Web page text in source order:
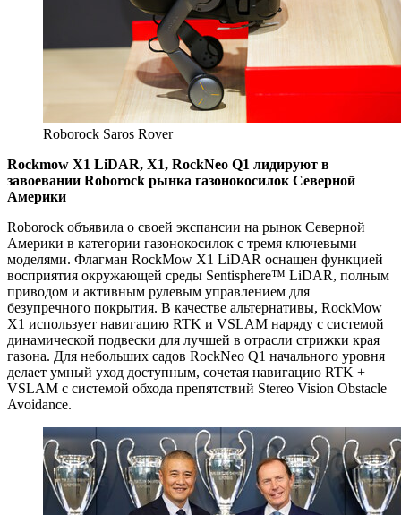
Roborock Saros Rover
Rockmow X1 LiDAR, X1, RockNeo Q1 лидируют в
завоевании Roborock рынка газонокосилок Северной
Америки
Roborock объявила о своей экспансии на рынок Северной
Америки в категории газонокосилок с тремя ключевыми
моделями. Флагман RockMow X1 LiDAR оснащен функцией
восприятия окружающей среды Sentisphere™ LiDAR, полным
приводом и активным рулевым управлением для
безупречного покрытия. В качестве альтернативы, RockMow
X1 использует навигацию RTK и VSLAM наряду с системой
динамической подвески для лучшей в отрасли стрижки края
газона. Для небольших садов RockNeo Q1 начального уровня
делает умный уход доступным, сочетая навигацию RTK +
VSLAM с системой обхода препятствий Stereo Vision Obstacle
Avoidance.